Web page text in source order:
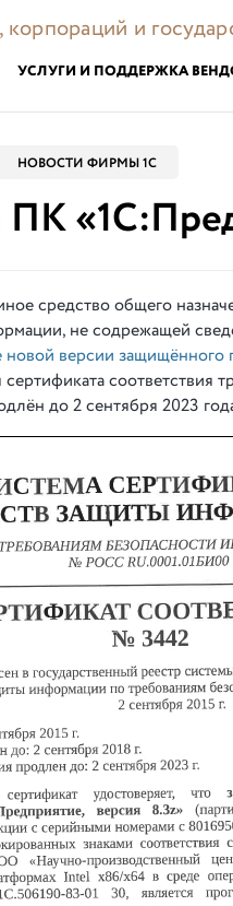
и
УСЛУГИ И ПОДДЕРЖКА
НОВОСТИ ФИРМЫ 1С
средство общего
не содрежащей
новой версии защищённого
сертификата соответствия
до 2 сентября 2023